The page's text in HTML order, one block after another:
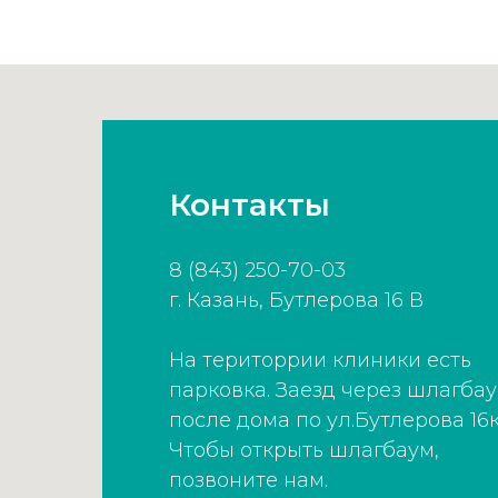
Контакты
8 (843) 250-70-03
г. Казань, Бутлерова 16 В
На територрии клиники есть
парковка. Заезд через
после дома по ул.Бутлерова
Чтобы открыть шлагбаум,
позвоните нам.